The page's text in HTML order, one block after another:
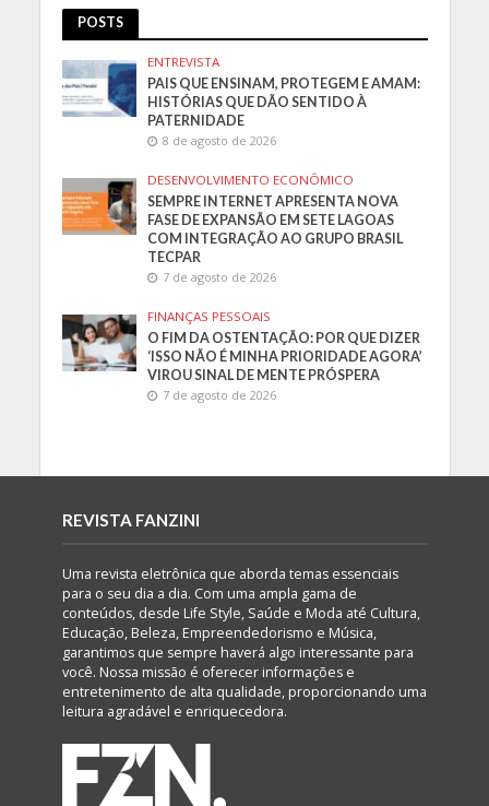
POSTS
ENTREVISTA
PAIS QUE ENSINAM, PROTEGEM E AMAM:
HISTÓRIAS QUE DÃO SENTIDO À
PATERNIDADE
8 de agosto de 2026
DESENVOLVIMENTO ECONÔMICO
SEMPRE INTERNET APRESENTA NOVA
FASE DE EXPANSÃO EM SETE LAGOAS
COM INTEGRAÇÃO AO GRUPO BRASIL
TECPAR
7 de agosto de 2026
FINANÇAS PESSOAIS
O FIM DA OSTENTAÇÃO: POR QUE DIZER
‘ISSO NÃO É MINHA PRIORIDADE AGORA’
VIROU SINAL DE MENTE PRÓSPERA
7 de agosto de 2026
REVISTA FANZINI
Uma revista eletrônica que aborda temas essenciais
para o seu dia a dia. Com uma ampla gama de
conteúdos, desde Life Style, Saúde e Moda até Cultura,
Educação, Beleza, Empreendedorismo e Música,
garantimos que sempre haverá algo interessante para
você. Nossa missão é oferecer informações e
entretenimento de alta qualidade, proporcionando uma
leitura agradável e enriquecedora.